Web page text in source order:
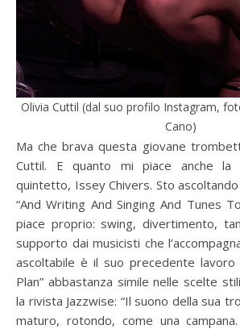
Olivia Cuttil (dal suo profilo Instagram,
Cano)
Ma che brava questa giovane trombettista inglese, Olivia
Cuttil. E quanto mi piace anche la
quintetto, Issey Chivers. Sto
“And Writing And Singing And Tunes
piace proprio: swing, divertimento,
supporto dai musicisti che
ascoltabile è il suo precedente lavoro
Plan” abbastanza simile nelle scelte
la rivista Jazzwise: “Il suono della sua
maturo, rotondo, come una